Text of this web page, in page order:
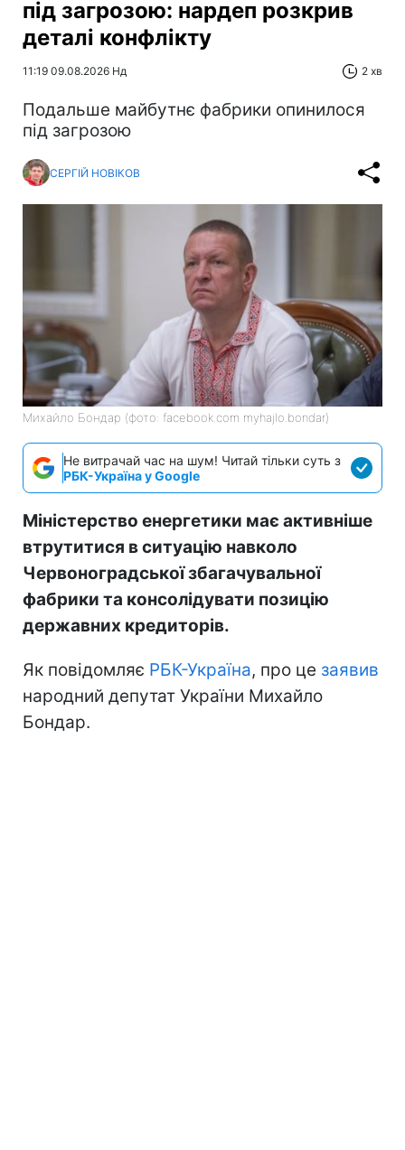
під загрозою: нардеп розкрив
деталі конфлікту
11:19 09.08.2026 Нд 2 хв
Подальше майбутнє фабрики опинилося
під загрозою
СЕРГІЙ НОВІКОВ
Михайло Бондар (фото: facebook.com myhajlo.bondar)
Не витрачай час на шум! Читай тільки суть з
РБК-Україна у Google
Міністерство енергетики має активніше
втрутитися в ситуацію навколо
Червоноградської збагачувальної
фабрики та консолідувати позицію
державних кредиторів.
Як повідомляє РБК-Україна, про це заявив
народний депутат України Михайло
Бондар.